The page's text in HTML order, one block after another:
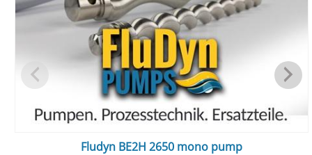
Fludyn BE2H 2650 mono pump